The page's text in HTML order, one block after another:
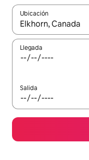
Ubicación
Cuando los
Llegada
Salida